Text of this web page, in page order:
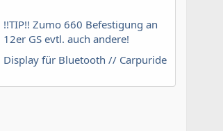
!!TIP!! Zumo 660 Befestigung an
12er GS evtl. auch andere!
Display für Bluetooth // Carpuride